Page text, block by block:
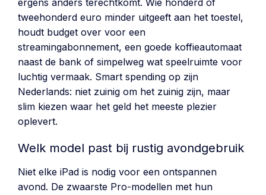
ergens anders terechtkomt. Wie honderd of
tweehonderd euro minder uitgeeft aan het toestel,
houdt budget over voor een
streamingabonnement, een goede koffieautomaat
naast de bank of simpelweg wat speelruimte voor
luchtig vermaak. Smart spending op zijn
Nederlands: niet zuinig om het zuinig zijn, maar
slim kiezen waar het geld het meeste plezier
oplevert.
Welk model past bij rustig avondgebruik
Niet elke iPad is nodig voor een ontspannen
avond. De zwaarste Pro-modellen met hun